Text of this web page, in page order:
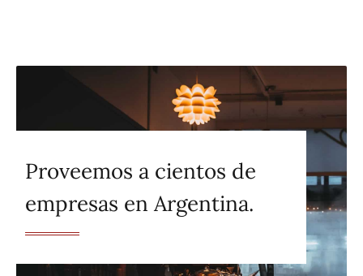
Proveemos a cientos de
empresas en Argentina.